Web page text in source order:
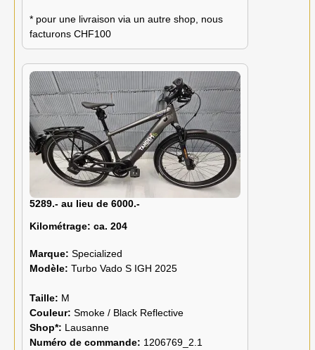
* pour une livraison via un autre shop, nous
facturons CHF100
5289.- au lieu de 6000.-
Kilométrage: ca. 204
Marque: Specialized
Modèle: Turbo Vado S IGH 2025
Taille: M
Couleur: Smoke / Black Reflective
Shop*: Lausanne
Numéro de commande: 1206769_2.1